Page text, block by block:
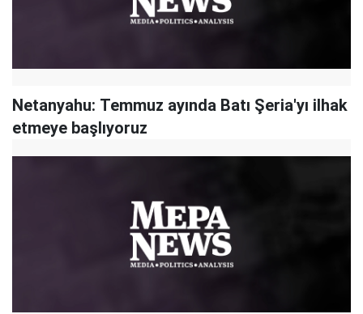
Netanyahu: Temmuz ayında Batı Şeria'yı ilhak
etmeye başlıyoruz